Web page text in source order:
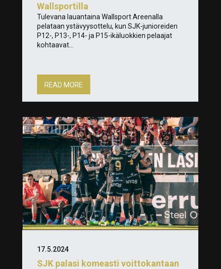
Wallsportilla
Tulevana lauantaina Wallsport Areenalla
pelataan ystävyysottelu, kun SJK-junioreiden
P12-, P13-, P14- ja P15-ikäluokkien pelaajat
kohtaavat...
READ MORE
SJK palasi komeasti voittokantaan
17.5.2024